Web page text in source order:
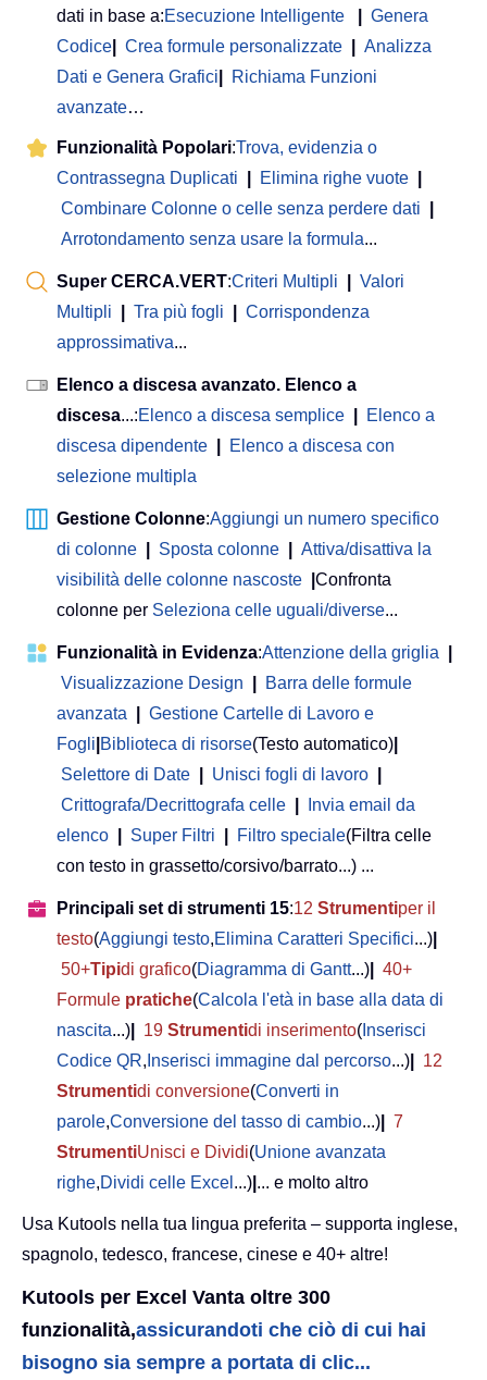
dati in base a:Esecuzione Intelligente
Genera
Codice
Crea formule personalizzate
Analizza
Dati e Genera Grafici
Richiama Funzioni
avanzate…
Funzionalità Popolari:Trova, evidenzia o
Contrassegna Duplicati
Elimina righe vuote
Combinare Colonne o celle senza perdere dati
Arrotondamento senza usare la formula...
Super CERCA.VERT:Criteri Multipli
Valori
Multipli
Tra più fogli
Corrispondenza
approssimativa...
Elenco a discesa avanzato. Elenco a
discesa...:Elenco a discesa semplice
Elenco a
discesa dipendente
Elenco a discesa con
selezione multipla
Gestione Colonne:Aggiungi un numero specifico
di colonne
Sposta colonne
Attiva/disattiva la
visibilità delle colonne nascoste
Confronta
colonne per Seleziona celle uguali/diverse...
Funzionalità in Evidenza:Attenzione della griglia
Visualizzazione Design
Barra delle formule
avanzata
Gestione Cartelle di Lavoro e
Fogli Biblioteca di risorse(Testo automatico)
Selettore di Date
Unisci fogli di lavoro
Crittografa/Decrittografa celle
Invia email da
elenco
Super Filtri Filtro speciale(Filtra celle
con testo in grassetto/corsivo/barrato...) ...
Principali set di strumenti 15:12 Strumentiper il
testo(Aggiungi testo,Elimina Caratteri Specifici...)
50+Tipidi grafico(Diagramma di Gantt...)
40+
Formule pratiche(Calcola l'età in base alla data di
nascita...) 19 Strumentidi inserimento( Inserisci
Codice QR, Inserisci immagine dal percorso...)
12
Strumentidi conversione(Converti in
parole,Conversione del tasso di cambio...)
7
StrumentiUnisci e Dividi(Unione avanzata
righe,Dividi celle Excel ...) ... e molto altro
Usa Kutools nella tua lingua preferita – supporta inglese,
spagnolo, tedesco, francese, cinese e 40+ altre!
Kutools per Excel Vanta oltre 300
funzionalità,assicurandoti che ciò di cui hai
bisogno sia sempre a portata di clic...